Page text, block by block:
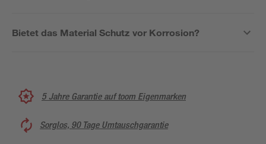
Bietet das Material Schutz vor Korrosion?
5 Jahre Garantie auf toom Eigenmarken
Sorglos, 90 Tage Umtauschgarantie